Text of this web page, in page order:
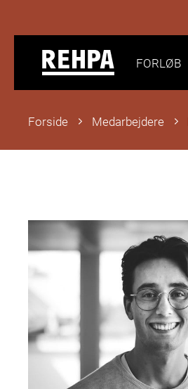
Forside Medarbejdere
FORLØB